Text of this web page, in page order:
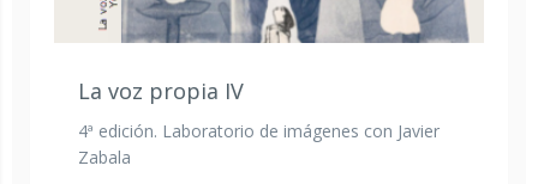
La voz propia IV
4ª edición. Laboratorio de imágenes con Javier
Zabala